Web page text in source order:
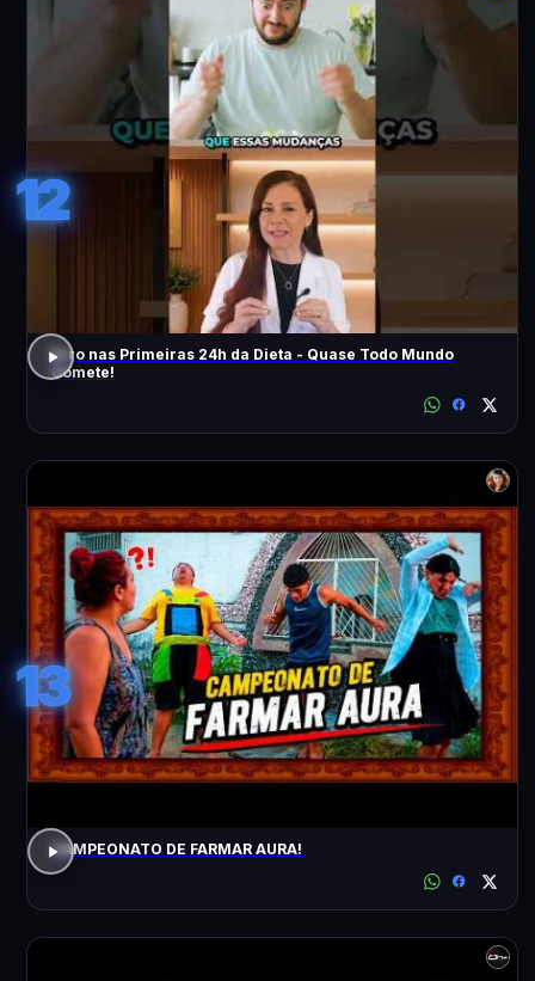
12
Erro nas Primeiras 24h da Dieta - Quase Todo Mundo
Comete!
13
CAMPEONATO DE FARMAR AURA!